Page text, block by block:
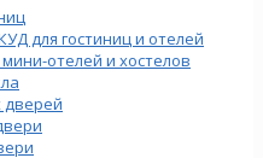
для гостиниц и отелей
мини-отелей и хостелов
дверей